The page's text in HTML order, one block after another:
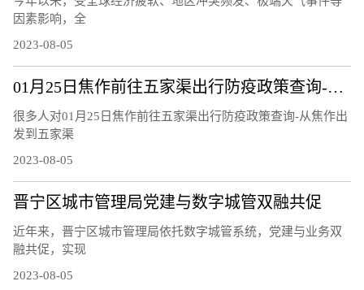
因素影响，全
2023-08-05
01月25日焦作前往五家渠出行防疫政策查询-从焦作出发到五家渠的防疫政策
很多人对01月25日焦作前往五家渠出行防疫政策查询-从焦作出
发到五家渠
2023-08-05
晋宁区城市管理局党建与数字城管双融共促
近年来，晋宁区城市管理局依托数字城管系统，党建与业务双
融共促，实现
2023-08-05